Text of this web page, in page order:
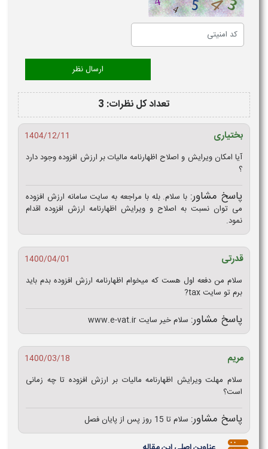
تعداد کل نظرات: 3
بختیاری
1404/12/11
آیا امکان ویرایش و اصلاح اظهارنامه مالیات بر ارزش افزوده وجود دارد
؟
پاسخ مشاور: با سلام. بله با مراجعه به سایت سامانه ارزش افزوده
می توان نسبت به اصلاح و ویرایش اظهارنامه ارزش افزوده اقدام
نمود.
قدرتی
1400/04/01
سلام من دفعه اول هست که میخوام اظهارنامه ارزش افزوده بدم باید
برم تو سایت tax?
پاسخ مشاور: سلام خیر سایت www.e-vat.ir
مریم
1400/03/18
سلام مهلت ویرایش اظهارنامه مالیات بر ارزش افزوده تا چه زمانی
است؟
پاسخ مشاور: سلام تا 15 روز پس از پایان فصل